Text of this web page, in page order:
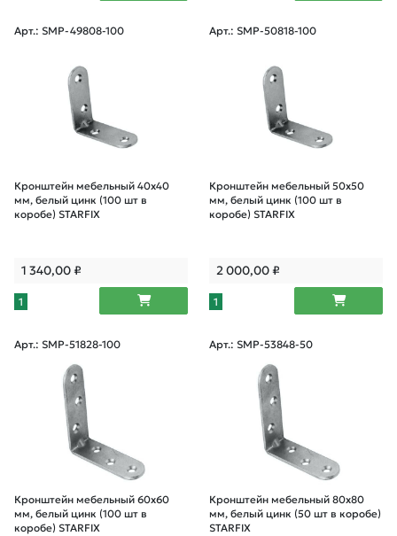
Арт.: SMP-49808-100
Кронштейн мебельный 40х40
мм, белый цинк (100 шт в
коробе) STARFIX
1 340,00₽
1
Арт.: SMP-50818-100
Кронштейн мебельный 50х50
мм, белый цинк (100 шт в
коробе) STARFIX
2 000,00₽
1
Арт.: SMP-51828-100
Кронштейн мебельный 60х60
мм, белый цинк (100 шт в
коробе) STARFIX
Арт.: SMP-53848-50
Кронштейн мебельный 80х80
мм, белый цинк (50 шт в коробе)
STARFIX